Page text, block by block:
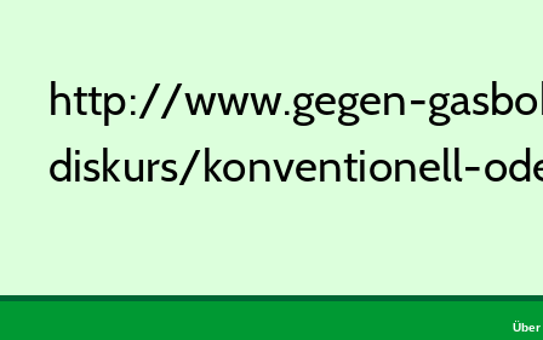
http://www.gegen-
diskurs/konventionell-
Über